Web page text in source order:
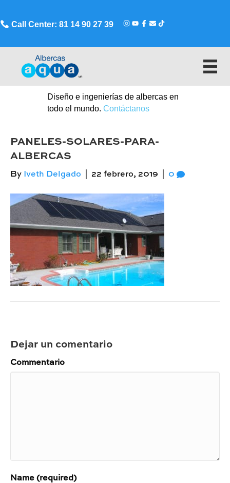
Call Center: 81 14 90 27 39
Diseño e ingenierías de albercas en
todo el mundo. Contáctanos
PANELES-SOLARES-PARA-
ALBERCAS
By Iveth Delgado 22 febrero, 2019 0
Dejar un comentario
Commentario
Name (required)